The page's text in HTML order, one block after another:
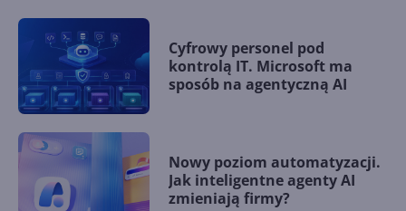
Cyfrowy personel pod
kontrolą IT. Microsoft ma
sposób na agentyczną AI
Nowy poziom automatyzacji.
Jak inteligentne agenty AI
zmieniają firmy?